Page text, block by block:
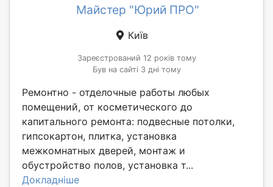
Майстер "Юрий ПРО"
Київ
Зареєстрований 12 років тому
Був на сайті 3 дні тому
Ремонтно - отделочные работы любых
помещений, от косметического до
капитального ремонта: подвесные потолки,
гипсокартон, плитка, установка
межкомнатных дверей, монтаж и
обустройство полов, установка т...
Докладніше